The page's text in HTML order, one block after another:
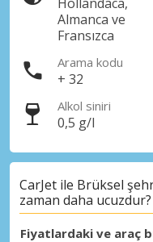
Almanca ve
Fransızca
Arama kodu
+ 32
Alkol siniri
0,5 g/l
CarJet ile Brüksel
zaman daha ucuzdur?
Fiyatlardaki ve araç
Büyük